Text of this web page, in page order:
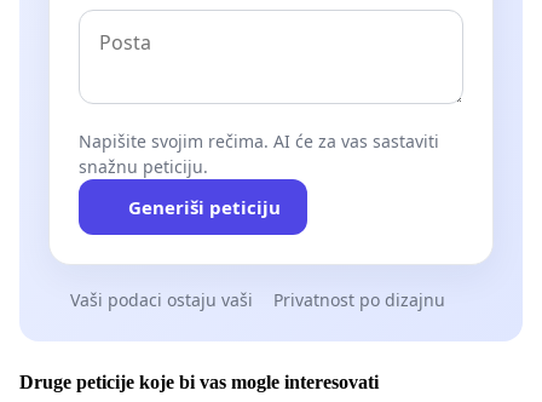
Napišite svojim rečima. AI će za vas sastaviti
snažnu peticiju.
Generiši peticiju
Vaši podaci ostaju vaši Privatnost po dizajnu
Druge peticije koje bi vas mogle interesovati